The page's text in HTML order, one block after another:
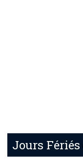
Jours Fériés